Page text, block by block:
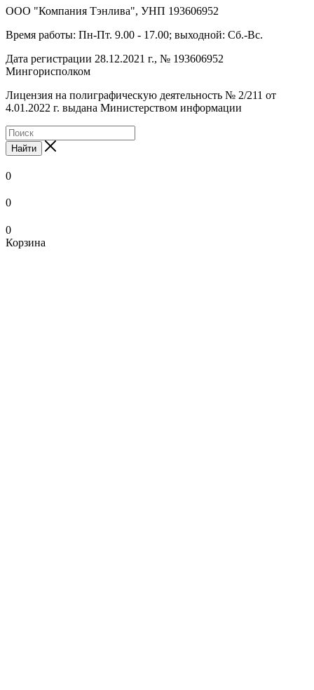
ООО "Компания Тэнлива", УНП 193606952
Время работы: Пн-Пт. 9.00 - 17.00; выходной: Сб.-Вс.
Дата регистрации 28.12.2021 г., № 193606952
Мингорисполком
Лицензия на полиграфическую деятельность № 2/211 от
4.01.2022 г. выдана Министерством информации
Найти
0
0
0
Корзина